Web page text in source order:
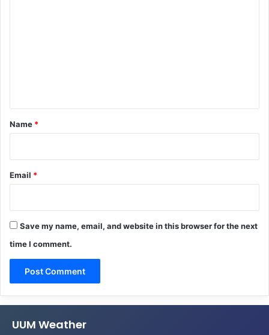
*
Name *
Email *
Save my name, email, and website in this browser for the next
time I comment.
UUM Weather